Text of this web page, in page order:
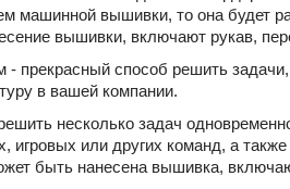
машинной вышивки, то она будет
вышивки, включают рукав,
прекрасный способ решить
в вашей компании.
несколько задач
игровых или других команд, а
быть нанесена вышивка,